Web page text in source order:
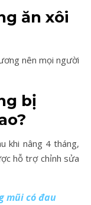
ăn xôi
nên mọi người
bị
khi nâng 4 tháng,
hỗ trợ chỉnh sửa
mũi có đau